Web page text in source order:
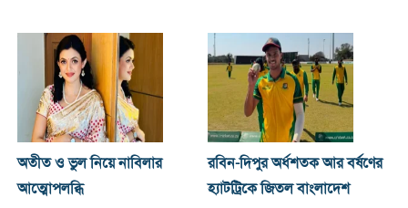
অতীত ও ভুল নিয়ে নাবিলার
আত্মোপলব্ধি
রবিন-দিপুর অর্ধশতক আর বর্ষণের
হ্যাটট্রিকে জিতল বাংলাদেশ